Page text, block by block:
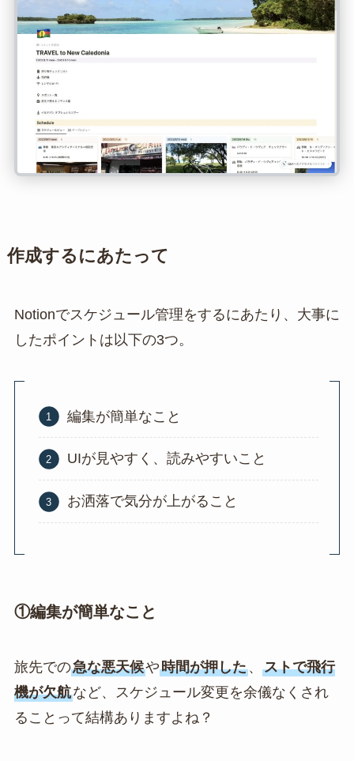
作成するにあたって
Notionでスケジュール管理をするにあたり、大事に
したポイントは以下の3つ。
編集が簡単なこと
UIが見やすく、読みやすいこと
お洒落で気分が上がること
①編集が簡単なこと
旅先での急な悪天候や時間が押した、 ストで飛行
機が欠航など、スケジュール変更を余儀なくされ
ることって結構ありますよね？